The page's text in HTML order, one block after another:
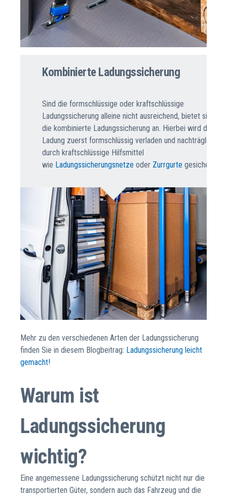
Kombinierte Ladungssicherung
Sind die formschlüssige oder kraftschlüssige
Ladungssicherung alleine nicht ausreichend, bietet sich
die kombinierte Ladungssicherung an. Hierbei wird die
Ladung zuerst formschlüssig verladen und nachträglich
durch kraftschlüssige Hilfsmittel
wie Ladungssicherungsnetze oder Zurrgurte gesichert.
Mehr zu den verschiedenen Arten der Ladungssicherung
finden Sie in diesem Blogbeitrag: Ladungssicherung leicht
gemacht!
Warum ist
Ladungssicherung
wichtig?
Eine angemessene Ladungssicherung schützt nicht nur die
transportierten Güter, sondern auch das Fahrzeug und die